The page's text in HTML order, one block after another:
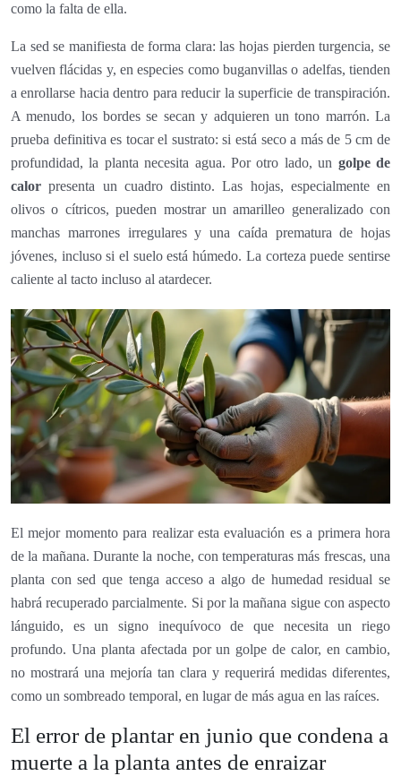
como la falta de ella.
La sed se manifiesta de forma clara: las hojas pierden turgencia, se
vuelven flácidas y, en especies como buganvillas o adelfas, tienden
a enrollarse hacia dentro para reducir la superficie de transpiración.
A menudo, los bordes se secan y adquieren un tono marrón. La
prueba definitiva es tocar el sustrato: si está seco a más de 5 cm de
profundidad, la planta necesita agua. Por otro lado, un golpe de
calor presenta un cuadro distinto. Las hojas, especialmente en
olivos o cítricos, pueden mostrar un amarilleo generalizado con
manchas marrones irregulares y una caída prematura de hojas
jóvenes, incluso si el suelo está húmedo. La corteza puede sentirse
caliente al tacto incluso al atardecer.
El mejor momento para realizar esta evaluación es a primera hora
de la mañana. Durante la noche, con temperaturas más frescas, una
planta con sed que tenga acceso a algo de humedad residual se
habrá recuperado parcialmente. Si por la mañana sigue con aspecto
lánguido, es un signo inequívoco de que necesita un riego
profundo. Una planta afectada por un golpe de calor, en cambio,
no mostrará una mejoría tan clara y requerirá medidas diferentes,
como un sombreado temporal, en lugar de más agua en las raíces.
El error de plantar en junio que condena a
muerte a la planta antes de enraizar